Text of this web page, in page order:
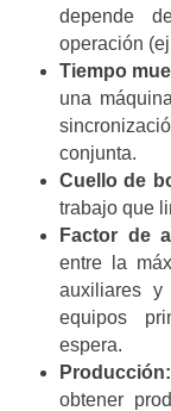
depende
operación
Tiempo
una
conjunta.
Cuello de
trabajo que
Factor de
entre la
auxiliares
equipos
espera.
Producción:
obtener